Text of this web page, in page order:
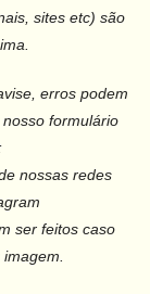
sites etc) são
erros podem
formulário
nossas redes
ser feitos caso